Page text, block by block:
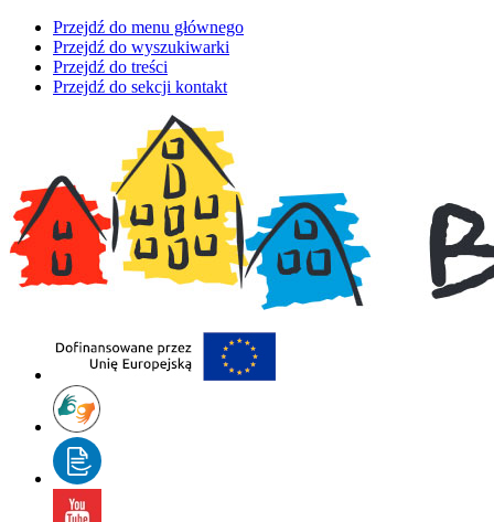
Przejdź do menu głównego
Przejdź do wyszukiwarki
Przejdź do treści
Przejdź do sekcji kontakt